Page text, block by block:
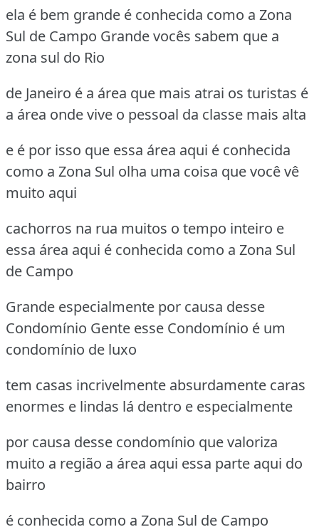
ela é bem grande é conhecida como a Zona
Sul de Campo Grande vocês sabem que a
zona sul do Rio
de Janeiro é a área que mais atrai os turistas é
a área onde vive o pessoal da classe mais alta
e é por isso que essa área aqui é conhecida
como a Zona Sul olha uma coisa que você vê
muito aqui
cachorros na rua muitos o tempo inteiro e
essa área aqui é conhecida como a Zona Sul
de Campo
Grande especialmente por causa desse
Condomínio Gente esse Condomínio é um
condomínio de luxo
tem casas incrivelmente absurdamente caras
enormes e lindas lá dentro e especialmente
por causa desse condomínio que valoriza
muito a região a área aqui essa parte aqui do
bairro
é conhecida como a Zona Sul de Campo